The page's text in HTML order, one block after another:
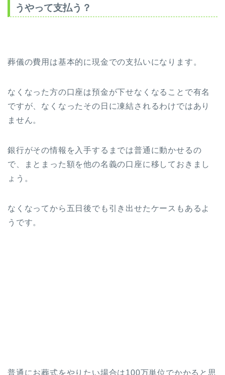
うやって支払う？
葬儀の費用は基本的に現金での支払いになります。
なくなった方の口座は預金が下せなくなることで有名
ですが、なくなったその日に凍結されるわけではあり
ません。
銀行がその情報を入手するまでは普通に動かせるの
で、まとまった額を他の名義の口座に移しておきまし
ょう。
なくなってから五日後でも引き出せたケースもあるよ
うです。
普通にお葬式をやりたい場合は100万単位でかかると思